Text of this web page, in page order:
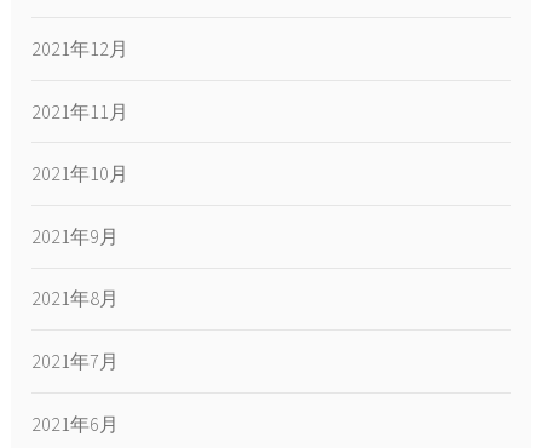
2021年12月
2021年11月
2021年10月
2021年9月
2021年8月
2021年7月
2021年6月